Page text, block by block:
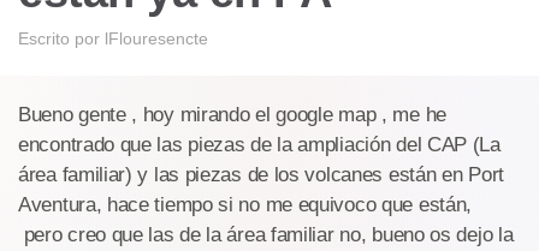
Escrito por lFlouresencte
Bueno gente , hoy mirando el google map , me he
encontrado que las piezas de la ampliación del CAP (La
área familiar) y las piezas de los volcanes están en Port
Aventura, hace tiempo si no me equivoco que están,
pero creo que las de la área familiar no, bueno os dejo la